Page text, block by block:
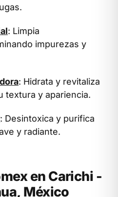
: Limpia
impurezas y
: Hidrata y revitaliza
textura y apariencia.
: Desintoxica y purifica
y radiante.
en Carichi -
México